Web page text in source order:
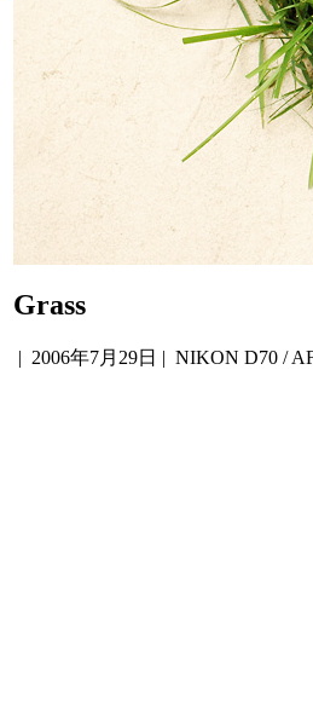
Grass
| 2006年7月29日 | NIKON D70 /